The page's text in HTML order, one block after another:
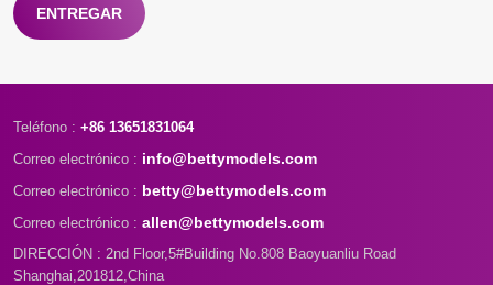
ENTREGAR
Teléfono : +86 13651831064
Correo electrónico : info@bettymodels.com
Correo electrónico : betty@bettymodels.com
Correo electrónico : allen@bettymodels.com
DIRECCIÓN : 2nd Floor,5#Building No.808 Baoyuanliu Road
Shanghai,201812,China